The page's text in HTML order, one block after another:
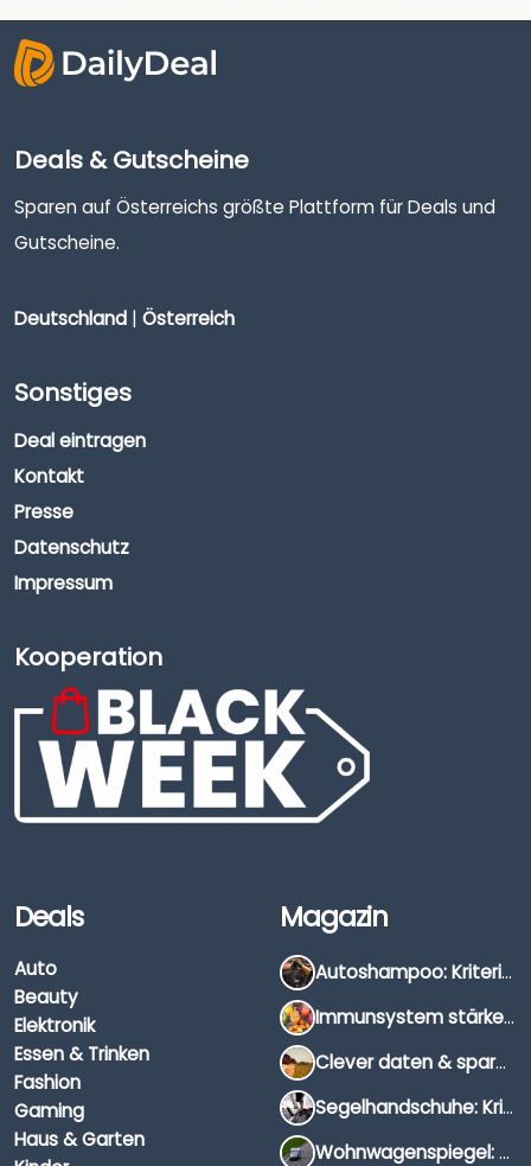
Deals & Gutscheine
Sparen auf Österreichs größte Plattform für Deals und
Gutscheine.
Deutschland | Österreich
Sonstiges
Deal eintragen
Kontakt
Presse
Datenschutz
Impressum
Kooperation
Deals
Auto
Beauty
Elektronik
Essen & Trinken
Fashion
Gaming
Haus & Garten
Magazin
Autoshampoo: Kriterien, Unterschiede & Anwendung
Immunsystem stärken: Hausmittel, Vitamine & Wissenswertes
Clever daten & sparen: So findest du die besten Deals für Dates und Unternehmungen
Segelhandschuhe: Kriterien, Materialien & Tipps
Wohnwagenspiegel: Auswahl, Preise & Montage